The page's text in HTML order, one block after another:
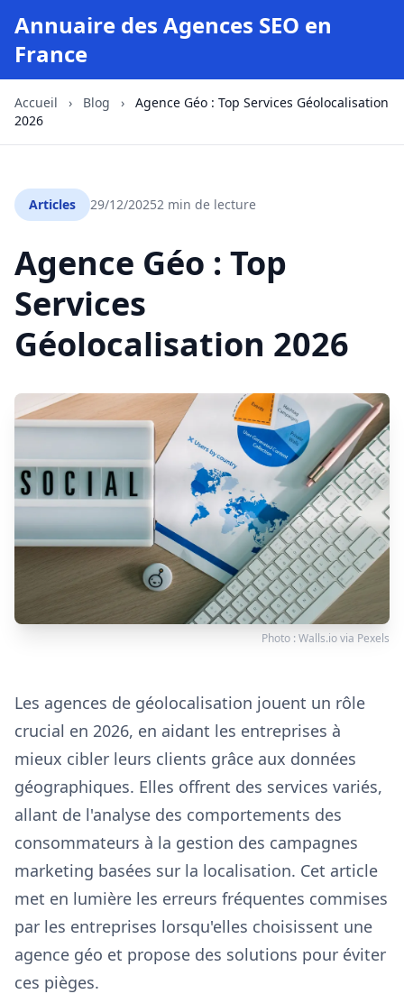
Annuaire des Agences SEO en
France
Accueil › Blog ›
Agence Géo : Top Services Géolocalisation
2026
Articles 29/12/20252 min de lecture
Agence Géo : Top
Services
Géolocalisation 2026
Photo :Walls.iovia Pexels
Les agences de géolocalisation jouent un rôle
crucial en 2026, en aidant les entreprises à
mieux cibler leurs clients grâce aux données
géographiques. Elles offrent des services variés,
allant de l'analyse des comportements des
consommateurs à la gestion des campagnes
marketing basées sur la localisation. Cet article
met en lumière les erreurs fréquentes commises
par les entreprises lorsqu'elles choisissent une
agence géo et propose des solutions pour éviter
ces pièges.